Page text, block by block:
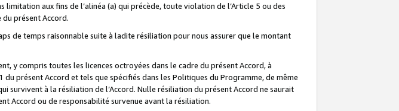
aux fins de l’alinéa (a) qui précède, toute violation de l’Article 5 ou des
présent Accord.
de temps raisonnable suite à ladite résiliation pour nous assurer que le montant
y compris toutes les licences octroyées dans le cadre du présent Accord, à
présent Accord et tels que spécifiés dans les Politiques du Programme, de même
survivent à la résiliation de l’Accord. Nulle résiliation du présent Accord ne saurait
Accord ou de responsabilité survenue avant la résiliation.